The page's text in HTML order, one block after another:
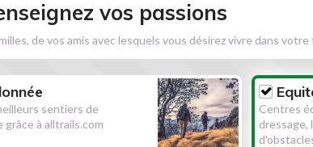
vos passions
de vos amis avec lesquels vous désirez vivre dans
sentiers de
grâce à alltrails.com
Centres
dressage,